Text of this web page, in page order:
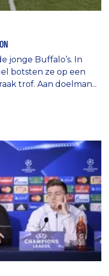
jonge Buffalo’s. In
botsten ze op een
trof. Aan doelman...